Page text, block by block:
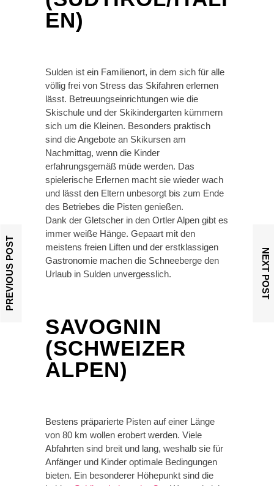
EN)
Sulden ist ein Familienort, in dem sich für alle
völlig frei von Stress das Skifahren erlernen
lässt. Betreuungseinrichtungen wie die
Skischule und der Skikindergarten kümmern
sich um die Kleinen. Besonders praktisch
sind die Angebote an Skikursen am
Nachmittag, wenn die Kinder
erfahrungsgemäß müde werden. Das
spielerische Erlernen macht sie wieder wach
und lässt den Eltern unbesorgt bis zum Ende
des Betriebes die Pisten genießen.
Dank der Gletscher in den Ortler Alpen gibt es
immer weiße Hänge. Gepaart mit den
meistens freien Liften und der erstklassigen
Gastronomie machen die Schneeberge den
Urlaub in Sulden unvergesslich.
SAVOGNIN
(SCHWEIZER
ALPEN)
Bestens präparierte Pisten auf einer Länge
von 80 km wollen erobert werden. Viele
Abfahrten sind breit und lang, weshalb sie für
Anfänger und Kinder optimale Bedingungen
bieten. Ein besonderer Höhepunkt sind die
PREVIOUS POST NEXT POST